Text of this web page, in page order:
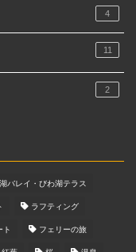
4
11
2
バレイ・びわ湖テラス
ラフティング
ト フェリーの旅